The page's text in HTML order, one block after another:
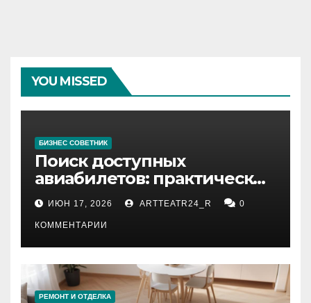
YOU MISSED
БИЗНЕС СОВЕТНИК
Поиск доступных
авиабилетов: практические
рекомендации
ИЮН 17, 2026 ARTTEATR24_R 0
КОММЕНТАРИИ
РЕМОНТ И ОТДЕЛКА